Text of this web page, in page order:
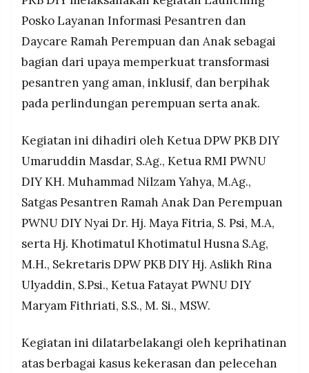
MEDIA
PRAMUDITA
Resolusi.co
-
RESOLUSI
MEDIA
PRAMUDITA
kasus pelecehan seksual di lembaga pendidikan,
termasuk kejadian terbaru di Pati, yang memicu
perlunya langkah preventif yang kuat.
Kegiatan ini melibatkan kolaborasi antara PKB
DIY, RMI PWNU DIY, dan Satgas Pesantren
Ramah Anak untuk memperkuat tata kelola
perlindungan perempuan dan anak di DIY.
Posko Layanan Informasi Pesantren dan
Daycare Ramah Perempuan dan Anak sebagai
bagian dari upaya memperkuat transformasi
pesantren yang aman, inklusif, dan berpihak
pada perlindungan perempuan serta anak.
Kegiatan ini dihadiri oleh Ketua DPW PKB DIY
Umaruddin Masdar, S.Ag., Ketua RMI PWNU
DIY KH. Muhammad Nilzam Yahya, M.Ag.,
Satgas Pesantren Ramah Anak Dan Perempuan
PWNU DIY Nyai Dr. Hj. Maya Fitria, S. Psi, M.A,
serta Hj. Khotimatul Khotimatul Husna S.Ag,
M.H., Sekretaris DPW PKB DIY Hj. Aslikh Rina
Ulyaddin, S.Psi., Ketua Fatayat PWNU DIY
Maryam Fithriati, S.S., M. Si., MSW.
Kegiatan ini dilatarbelakangi oleh keprihatinan
atas berbagai kasus kekerasan dan pelecehan